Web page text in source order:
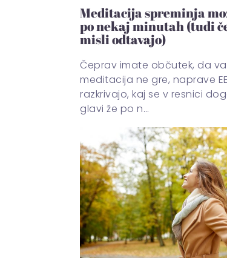
Meditacija spreminja
po nekaj minutah (tudi
misli odtavajo)
Čeprav imate občutek, da
meditacija ne gre, naprave
razkrivajo, kaj se v resnici
glavi že po n…